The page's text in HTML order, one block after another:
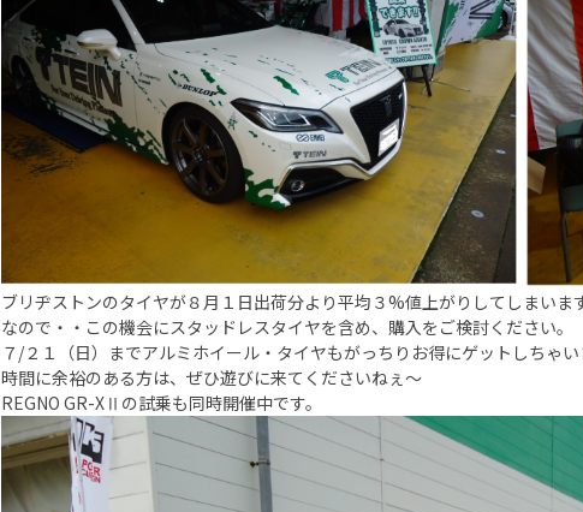
ブリヂストンのタイヤが８月１日出荷分より平均３%値上がりしてしまい
なので・・この機会にスタッドレスタイヤを含め、購入をご検討ください。
７/２１（日）までアルミホイール・タイヤもがっちりお得にゲットしちゃい
時間に余裕のある方は、ぜひ遊びに来てくださいねぇ～
REGNO GR-XⅡの試乗も同時開催中です。